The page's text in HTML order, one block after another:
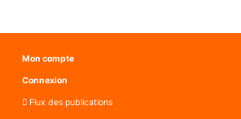
Mon compte
Connexion
Flux des publications